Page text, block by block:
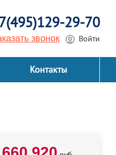
29-70
звонок Войти
Контакты